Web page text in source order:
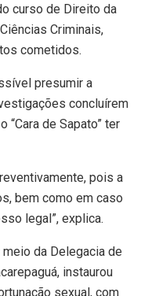
curso de Direito da
Criminais,
cometidos.
presumir a
concluírem
“Cara de Sapato” ter
pois a
bem como em caso
legal”, explica.
da Delegacia de
instaurou
sexual, com